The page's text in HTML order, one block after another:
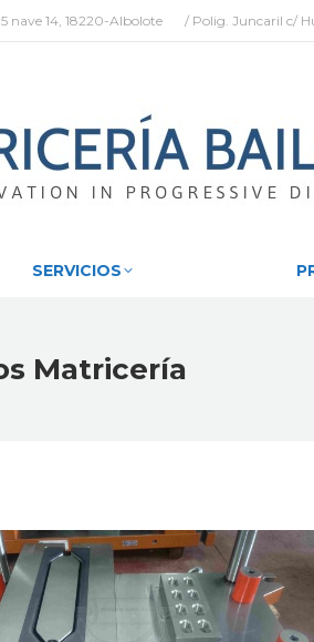
nave 14, 18220-Albolote / Polig. Juncaril c/
SERVICIOS
Matricería